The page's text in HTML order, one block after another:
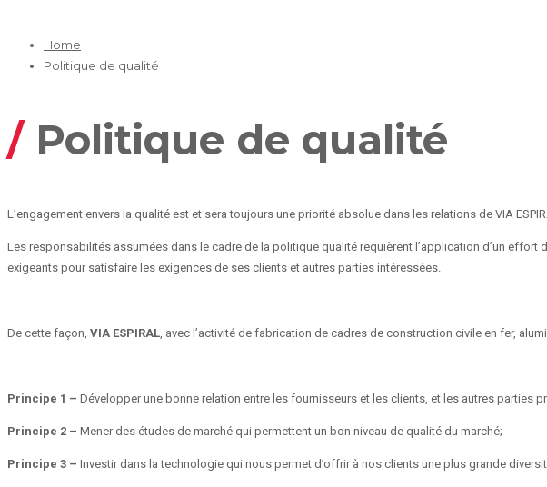
Home
Politique de qualité
/Politique de qualité
L’engagement envers la qualité est et sera toujours une priorité absolue dans les relations de VIA
Les responsabilités assumées dans le cadre de la politique qualité requièrent l’application d’un
exigeants pour satisfaire les exigences de ses clients et autres parties intéressées.
De cette façon, VIA ESPIRAL, avec l’activité de fabrication de cadres de construction civile en fer,
Principe 1 – Développer une bonne relation entre les fournisseurs et les clients, et les autres parties
Principe 2 – Mener des études de marché qui permettent un bon niveau de qualité du marché;
Principe 3 – Investir dans la technologie qui nous permet d’offrir à nos clients une plus grande